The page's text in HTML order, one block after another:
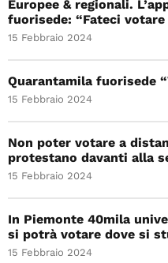
Europee & regionali.
fuorisede: “Fateci votare
15 Febbraio 2024
Quarantamila fuorisede
15 Febbraio 2024
Non poter votare a
protestano davanti alla
15 Febbraio 2024
In Piemonte 40mila
si potrà votare dove si
15 Febbraio 2024